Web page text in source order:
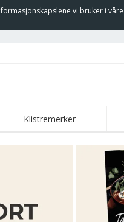
vi bruker i våre
Klistremerker